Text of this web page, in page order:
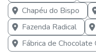
Chapéu do Bispo
Fazenda Radical
Fábrica de Chocolate